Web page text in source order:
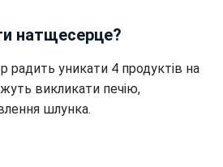
натщесерце?
радить уникати 4 продуктів на
викликати печію,
шлунка.